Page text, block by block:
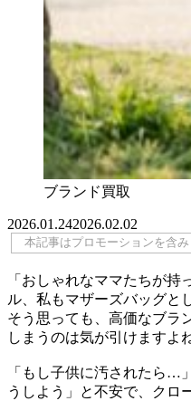
ブランド買取
2026.01.242026.02.02
本記事はプロモーションを含み
「おしゃれなママたちが持
ル、私もマザーズバッグと
そう思っても、高価なブラ
しまうのは気が引けますよ
「もし子供に汚されたら…
うしよう」と不安で、クロ